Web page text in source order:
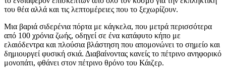
του θέα αλλά και τις λεπτομέρειες που το ξεχωρίζουν.
Μια βαριά σιδερένια πόρτα με κάγκελα, που μετρά περισσότερα
από 100 χρόνια ζωής, οδηγεί σε ένα κατάφυτο κήπο με
ελαιόδεντρα και πλούσια βλάστηση που απομονώνει το σημείο και
δημιουργεί φυσική σκιά. Διαβαίνοντας κανείς το πέτρινο ανηφορικό
μονοπάτι, φθάνει στον πέτρινο θρόνο του Κάιζερ.